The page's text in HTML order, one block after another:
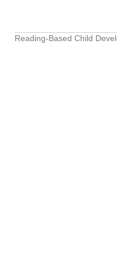
Reading-Based Child